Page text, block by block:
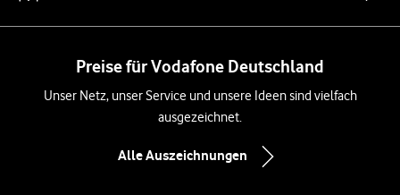
Preise für Vodafone Deutschland
Unser Netz, unser Service und unsere Ideen sind vielfach
ausgezeichnet.
Alle Auszeichnungen